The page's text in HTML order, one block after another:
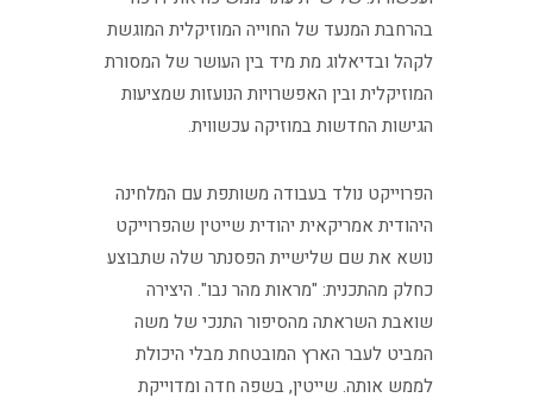
בהרחבת המנעד של החוייה המוזיקלית המוגשת
לקהל ובדיאלוג מת מיד בין העושר של המסורת
המוזיקלית ובין האפשרויות הנועזות שמציעות
הגישות החדשות במוזיקה עכשווית.
הפרוייקט נולד בעבודה משותפת עם המלחינה
היהודית אמריקאית יהודית שייטין שהפרוייקט
נושא את שם שלישיית הפסנתר שלה שתבוצע
כחלק מהתכנית: "מראות מהר נבו". היצירה
שואבת השראתה מהסיפור התנכי של משה
המביט לעבר הארץ המובטחת מבלי היכולת
לממש אותה. שייטין, בשפה חדה ומדוייקת